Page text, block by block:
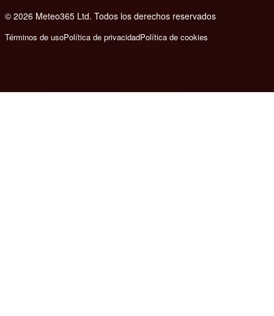
© 2026 Meteo365 Ltd. Todos los derechos reservados
Términos de usoPolítica de privacidadPolítica de cookies